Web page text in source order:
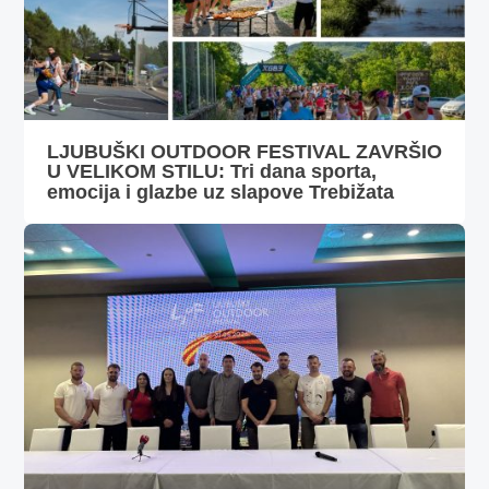
LJUBUŠKI OUTDOOR FESTIVAL ZAVRŠIO
U VELIKOM STILU: Tri dana sporta,
emocija i glazbe uz slapove Trebižata